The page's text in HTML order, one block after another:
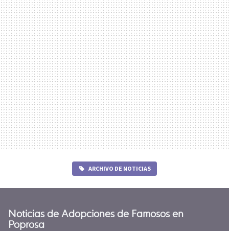
ARCHIVO DE NOTICIAS
Noticias de Adopciones de Famosos en
Poprosa